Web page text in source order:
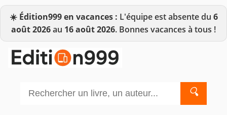
☀️ Édition999 en vacances : L'équipe est absente du 6
août 2026au 16 août 2026. Bonnes vacances à tous !
🔍